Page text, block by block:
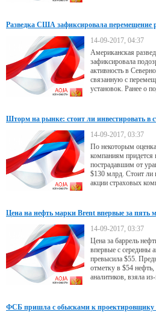
эпизоды
Разведка США зафиксировала перемещение
14-09-2017, 04:37
Американская
зафиксировала
активность в
связанную с
установок. Ранее о
Шторм на рынке: стоит ли инвестировать в
14-09-2017, 03:37
По некоторым
компаниям придется
пострадавшим от
$130 млрд. Стоит ли
акции страховых
Цена на нефть марки Brent впервые за пять
14-09-2017, 03:37
Цена за баррель
впервые с середины
превысила $55.
отметку в $54
аналитиков, взяла
ФСБ пришла с обысками к проектировщику